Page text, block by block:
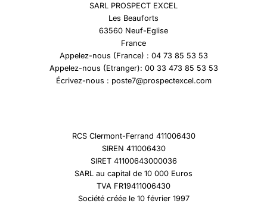
SARL PROSPECT EXCEL
Les Beauforts
63560 Neuf-Eglise
France
Appelez-nous (France) : 04 73 85 53 53
Appelez-nous (Etranger): 00 33 473 85 53 53
Écrivez-nous : poste7@prospectexcel.com
RCS Clermont-Ferrand 411006430
SIREN 411006430
SIRET 41100643000036
SARL au capital de 10 000 Euros
TVA FR19411006430
Société créée le 10 février 1997